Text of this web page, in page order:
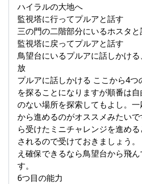
ハイラルの大地へ
監視塔に行ってプルアと話す
三の門の二階部分にいるホスタと
監視塔に戻ってプルアと話す
鳥望台にいるプルアに話しかけ
放
プルアに話しかける ここから4
を探ることになりますが順番は
のない場所を探索してもよし。
から進めるのがオススメみたい
ら受けたミニチャレンジを進め
されるので受けておきましょう
え確保できるなら鳥望台から飛
す。
6つ目の能力